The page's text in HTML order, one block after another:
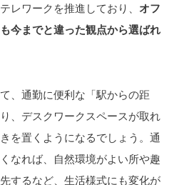
レワークを推進しており、 オフ
今までと違った観点から選ばれ
、通勤に便利な「駅からの距
、デスクワークスペースが取れ
を置くようになるでしょう。通
なれば、自然環境がよい所や趣
するなど、生活様式にも変化が